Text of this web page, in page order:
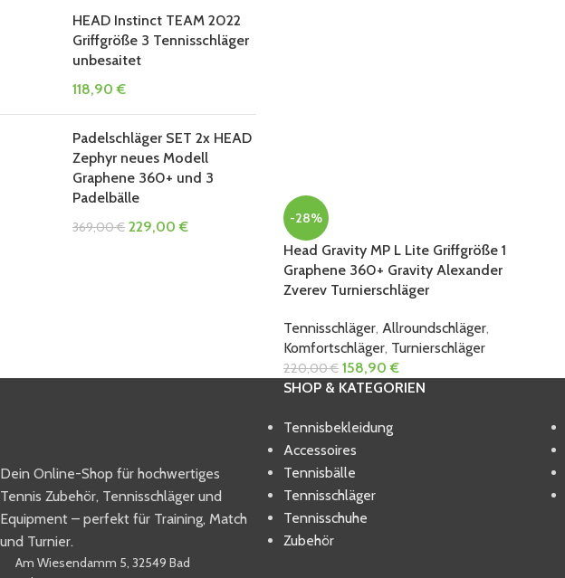
HEAD Instinct TEAM 2022
Griffgröße 3 Tennisschläger
unbesaitet
118,90€
Padelschläger SET 2x HEAD
Zephyr neues Modell
Graphene 360+ und 3
Padelbälle
369,00€ 229,00€ -28%
Head Gravity MP L Lite Griffgröße 1
Graphene 360+ Gravity Alexander
Zverev Turnierschläger
Tennisschläger, Allroundschläger,
Komfortschläger, Turnierschläger
220,00€ 158,90€
Dein Online-Shop für hochwertiges
Tennis Zubehör, Tennisschläger und
Equipment – perfekt für Training, Match
und Turnier.
Am Wiesendamm 5, 32549 Bad
SHOP & KATEGORIEN
Tennisbekleidung
Accessoires
Tennisbälle
Tennisschläger
Tennisschuhe
Zubehör